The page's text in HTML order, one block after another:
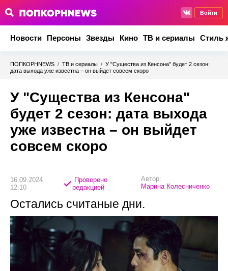
Войти
Новости Персоны Звезды Кино ТВ и сериалы Стиль
ПОПКОРНNEWS / ТВ и сериалы / У "Существа из Кенсона" будет 2 сезон:
дата выхода уже известна – он выйдет совсем скоро
У "Существа из Кенсона"
будет 2 сезон: дата выхода
уже известна – он выйдет
совсем скоро
16.09.2024
12:10
Проверено
редакцией
Автор:
Марина Колесниченко
Остались считаные дни.